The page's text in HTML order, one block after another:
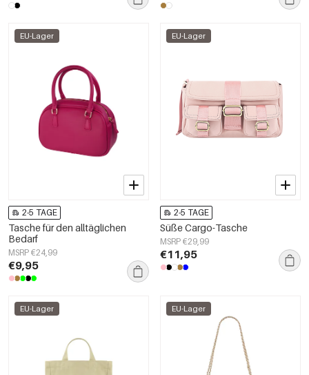
EU-Lager
2-5 TAGE
Tasche für den alltäglichen
Bedarf
MSRP €24,99
€9,95
EU-Lager
2-5 TAGE
Süße Cargo-Tasche
MSRP €29,99
€11,95
EU-Lager EU-Lager